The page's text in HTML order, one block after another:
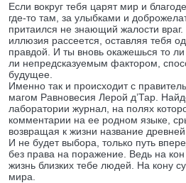
Если вокруг тебя царят мир и
где-то там, за улыбками и
притаился не знающий жалости враг.
иллюзия рассеется, оставляя тебя
правдой. И ты вновь окажешься то
ли непредсказуемым фактором,
будущее.
Именно так и происходит с
магом Равновесия Лерой д’Тар.
лаборатории журнал, на полях
комментарии на ее родном языке,
возвращая к жизни название
И не будет выбора, только путь
без права на поражение. Ведь на кон
жизнь близких тебе людей. На кону
мира.